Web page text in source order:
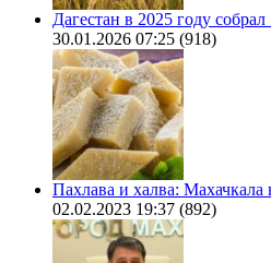
Дагестан в 2025 году
30.01.2026 07:25 (918)
Пахлава и халва:
02.02.2023 19:37 (892)